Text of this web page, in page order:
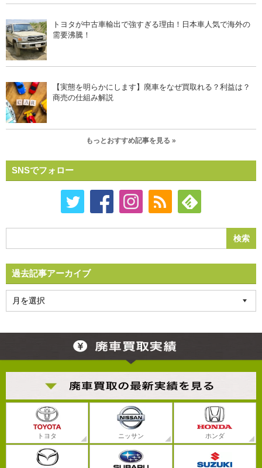
トヨタが中古車輸出で強すぎる理由！日本車人気で海外の
需要沸騰！
【実態を明らかにします】廃車をなぜ買取れる？利益は？
商売の仕組み解説
もっとおすすめ記事を見る »
SNSでフォロー
過去記事アーカイブ
トヨタ ニッサン ホンダ